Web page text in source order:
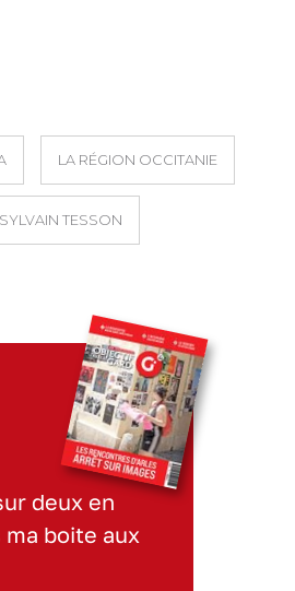
LA RÉGION OCCITANIE
SYLVAIN TESSON
deux en
ma boite aux